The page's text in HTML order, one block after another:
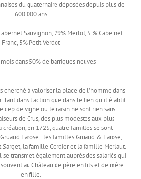
du quaternaire déposées depuis plus de
600 000 ans
Sauvignon, 29% Merlot, 5 % Cabernet
Franc, 5% Petit Verdot
mois dans 50% de barriques neuves
cherché à valoriser la place de l’homme dans
Tant dans l’action que dans le lien qu’il établit
cep de vigne ou le raisin ne sont rien sans
de Crus, des plus modestes aux plus
création, en 1725, quatre familles se sont
Larose : les familles Gruaud & Larose,
la famille Cordier et la famille Merlaut.
transmet également auprès des salariés qui
au Château de père en fils et de mère
en fille.